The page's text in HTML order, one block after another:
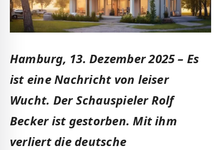
Hamburg, 13. Dezember 2025 – Es
ist eine Nachricht von leiser
Wucht. Der Schauspieler Rolf
Becker ist gestorben. Mit ihm
verliert die deutsche